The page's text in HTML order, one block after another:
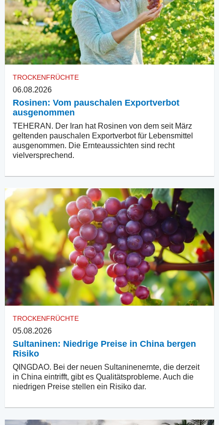
TROCKENFRÜCHTE
06.08.2026
Rosinen: Vom pauschalen Exportverbot
ausgenommen
TEHERAN. Der Iran hat Rosinen von dem seit März
geltenden pauschalen Exportverbot für Lebensmittel
ausgenommen. Die Ernteaussichten sind recht
vielversprechend.
TROCKENFRÜCHTE
05.08.2026
Sultaninen: Niedrige Preise in China bergen
Risiko
QINGDAO. Bei der neuen Sultaninenernte, die derzeit
in China eintrifft, gibt es Qualitätsprobleme. Auch die
niedrigen Preise stellen ein Risiko dar.